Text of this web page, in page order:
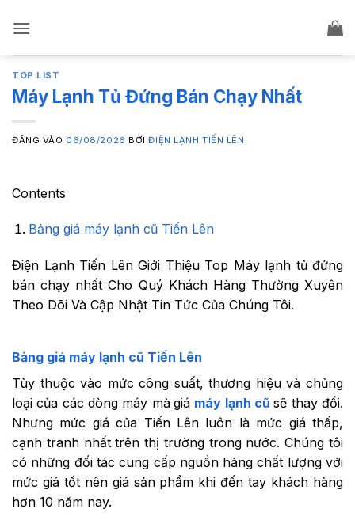
qua
dungTOP LIST
Máy Lạnh Tủ Đứng Bán Chạy Nhất
ĐĂNG VÀO 06/08/2026 BỞIĐIỆN LẠNH TIẾN LÊN
Contents
Bảng giá máy lạnh cũ Tiến Lên
Điện Lạnh Tiến Lên Giới Thiệu Top Máy lạnh tủ đứng
bán chạy nhất Cho Quý Khách Hàng Thường Xuyên
Theo Dõi Và Cập Nhật Tin Tức Của Chúng Tôi.
Bảng giá máy lạnh cũ Tiến Lên
Tùy thuộc vào mức công suất, thương hiệu và chủng
loại của các dòng máy mà giá máy lạnh cũ sẽ thay đổi.
Nhưng mức giá của Tiến Lên luôn là mức giá thấp,
cạnh tranh nhất trên thị trường trong nước. Chúng tôi
có những đối tác cung cấp nguồn hàng chất lượng với
mức giá tốt nên giá sản phẩm khi đến tay khách hàng
hơn 10 năm nay.